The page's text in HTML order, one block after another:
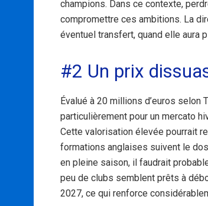
champions. Dans ce contexte,
compromettre ces ambitions. La
éventuel transfert, quand elle aura
#2 Un prix
Évalué à 20 millions d’euros
particulièrement pour un mercato
Cette valorisation élevée pourrait
formations anglaises suivent le
en pleine saison, il faudrait
peu de clubs semblent prêts à
2027, ce qui renforce